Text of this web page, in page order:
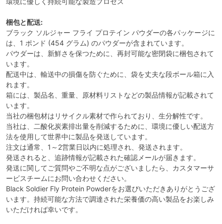
梱包と配送:
ブラック ソルジャー フライ プロテイン パウダーの各パッケージに
は、1 ポンド (454 グラム) のパウダーが含まれています。
パウダーは、新鮮さを保つために、再封可能な密閉袋に梱包されて
います。
配送中は、輸送中の損傷を防ぐために、袋を丈夫な段ボール箱に入
れます。
箱には、製品名、重量、原材料リストなどの製品情報が記載されて
います。
当社の梱包材はリサイクル素材で作られており、生分解性です。
当社は、二酸化炭素排出量を削減するために、環境に優しい配送方
法を使用して世界中に製品を発送しています。
注文は通常、1～2営業日以内に処理され、発送されます。
発送されると、追跡情報が記載された確認メールが届きます。
発送に関してご質問やご不明な点がございましたら、カスタマーサ
ービスチームにお問い合わせください。
Black Soldier Fly Protein Powderをお選びいただきありがとうござ
います。持続可能な方法で調達された栄養価の高い製品をお楽しみ
いただければ幸いです。